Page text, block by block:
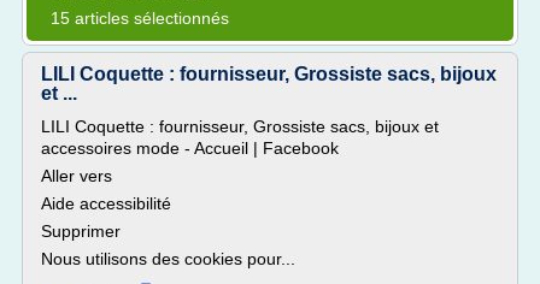
15 articles sélectionnés
LILI Coquette : fournisseur, Grossiste sacs, bijoux
et ...
LILI Coquette : fournisseur, Grossiste sacs, bijoux et
accessoires mode - Accueil | Facebook
Aller vers
Aide accessibilité
Supprimer
Nous utilisons des cookies pour...